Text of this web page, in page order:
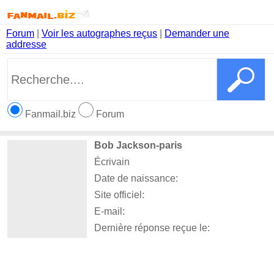
Forum Voir les autographes reçus
Demander une
addresse
Fanmail.biz Forum
Bob Jackson-paris
Écrivain
Date de naissance:
Site officiel:
E-mail:
Dernière réponse reçue le: